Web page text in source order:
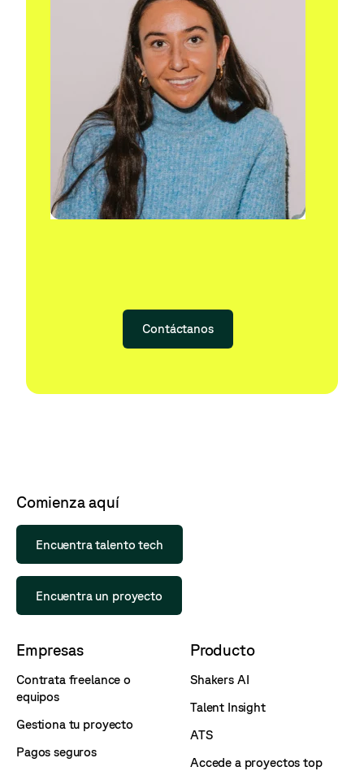
Contáctanos
Comienza aquí
Encuentra talento tech
Encuentra un proyecto
Empresas
Contrata freelance o
equipos
Gestiona tu proyecto
Pagos seguros
Producto
Shakers AI
Talent Insight
ATS
Accede a proyectos top